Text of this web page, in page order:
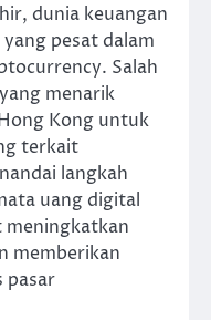
dunia keuangan
pesat dalam
Salah
menarik
Kong untuk
terkait
langkah
uang digital
meningkatkan
memberikan
pasar